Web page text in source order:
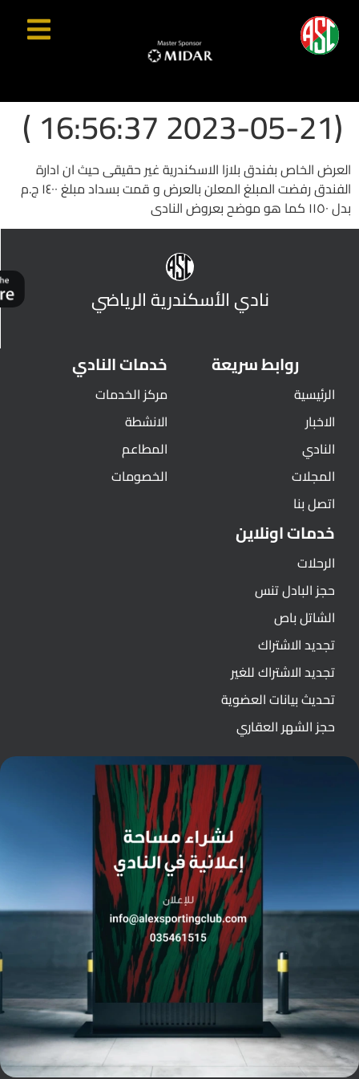
(2023-05-21 16:56:37 )
العرض الخاص بفندق بلازا الاسكندرية غير حقيقى حيث ان ادارة
الفندق رفضت المبلغ المعلن بالعرض و قمت بسداد مبلغ ١٤٠٠ ج.م
بدل ١١٥٠ كما هو موضح بعروض النادى
نادي الأسكندرية الرياضي
روابط سريعة
الرئيسية
الاخبار
النادي
المجلات
اتصل بنا
خدمات النادي
مركز الخدمات
الانشطة
المطاعم
الخصومات
خدمات اونلاين
الرحلات
حجز البادل تنس
الشاتل باص
تجديد الاشتراك
تجديد الاشتراك للغير
تحديث بيانات العضوية
حجز الشهر العقاري